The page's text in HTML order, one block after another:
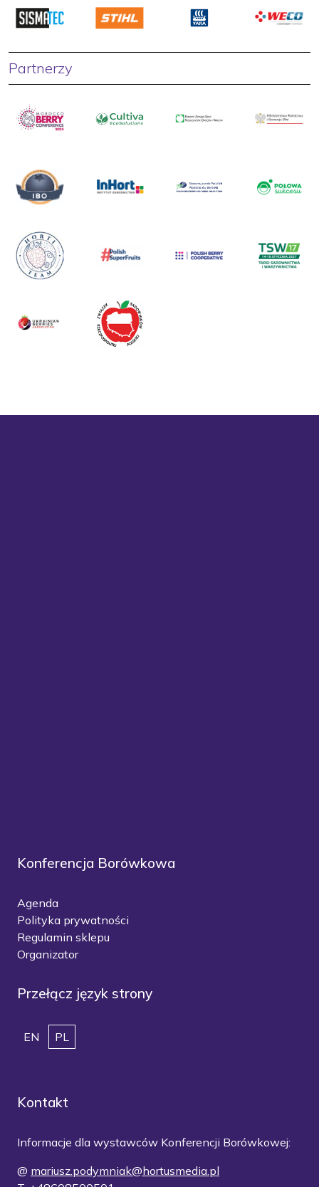
Partnerzy
Konferencja Borówkowa
Agenda
Polityka prywatności
Regulamin sklepu
Organizator
Przełącz język strony
EN PL
Kontakt
Informacje dla wystawców Konferencji Borówkowej:
@ mariusz.podymniak@hortusmedia.pl